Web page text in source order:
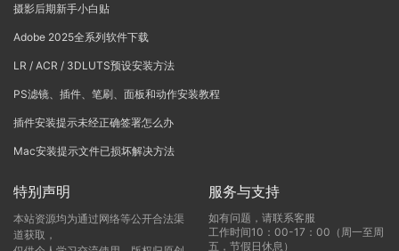
摄影后期新手小白贴
Adobe 2025全系列软件下载
LR / ACR / 3DLUTS预设安装方法
PS滤镜、插件、笔刷、面板和动作安装教程
插件安装提示未经正确签署怎么办
Mac安装提示文件已损坏解决方法
特别声明
本站资源均为通过网络等公开合法渠
道获取，
服务与支持
如有问题，请联系客服
工作时间10：00-17：00（周一至周
五，节假日休息）